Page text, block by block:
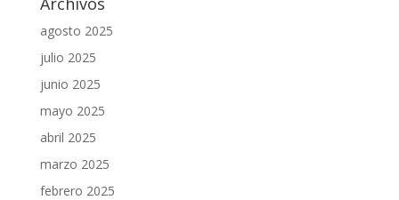
agosto 2025
julio 2025
junio 2025
mayo 2025
abril 2025
marzo 2025
febrero 2025